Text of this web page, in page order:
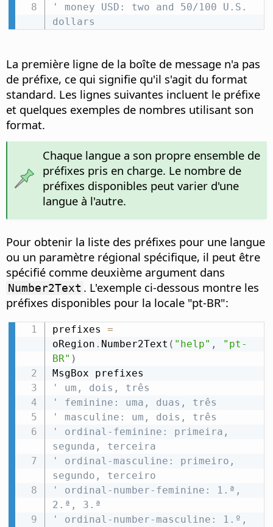
' money USD: two and 50/100 U.S.
dollars
La première ligne de la boîte de message n'a pas
de préfixe, ce qui signifie qu'il s'agit du format
standard. Les lignes suivantes incluent le préfixe
et quelques exemples de nombres utilisant son
format.
Chaque langue a son propre ensemble de
préfixes pris en charge. Le nombre de
préfixes disponibles peut varier d'une
langue à l'autre.
Pour obtenir la liste des préfixes pour une langue
ou un paramètre régional spécifique, il peut être
spécifié comme deuxième argument dans
Number2Text . L'exemple ci-dessous montre les
préfixes disponibles pour la locale "pt-BR":
prefixes =
oRegion . Number2Text ( "help" ,
"pt-
BR" )
' um, dois, três
' feminine: uma, duas, três
' masculine: um, dois, três
' ordinal-feminine: primeira,
segunda, terceira
' ordinal-masculine: primeiro,
segundo, terceiro
' ordinal-number-feminine: 1.ª,
2.ª, 3.ª
' ordinal-number-masculine: 1.º,